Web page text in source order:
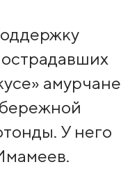
амурчане
У него